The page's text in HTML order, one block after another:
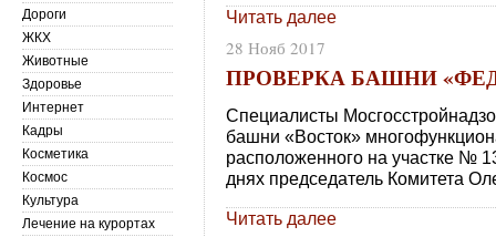
Читать далее
28 Нояб 2017
ПРОВЕРКА БАШНИ
Специалисты
башни «Восток»
расположенного на участке
днях председатель Комитета
Читать далее
Дороги
ЖКХ
Животные
Здоровье
Интернет
Кадры
Косметика
Космос
Культура
Лечение на курортах